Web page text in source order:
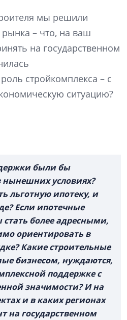
мы решили
рынка – что, на ваш
на государственном
стройкомплекса – с
ситуацию?
были бы
условиях?
льготную ипотеку, и
Если ипотечные
более адресными,
ориентировать в
Какие строительные
бизнесом, нуждаются,
поддержке с
значимости? И на
и в каких регионах
на государственном